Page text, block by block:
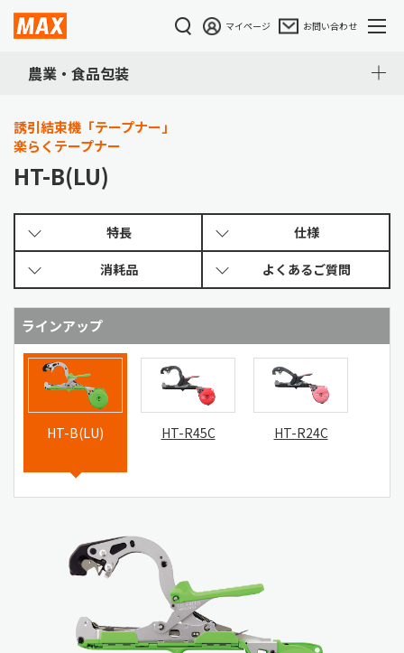
マイページ お問い合わせ
農業・食品包装
誘引結束機「テープナー」
楽らくテープナー
HT-B(LU)
特長 仕様
消耗品 よくあるご質問
ラインアップ
HT-B(LU) HT-R45C HT-R24C